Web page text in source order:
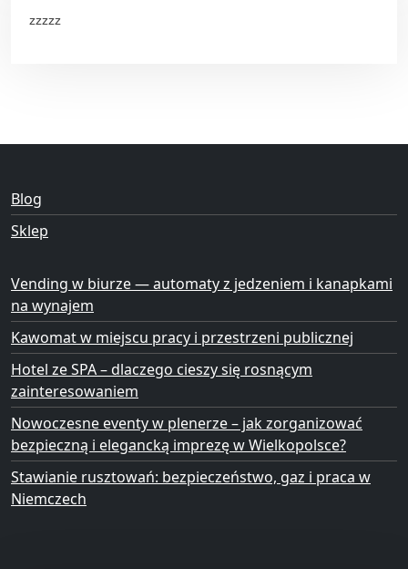
zzzzz
Blog
Sklep
Vending w biurze — automaty z jedzeniem i kanapkami
na wynajem
Kawomat w miejscu pracy i przestrzeni publicznej
Hotel ze SPA – dlaczego cieszy się rosnącym
zainteresowaniem
Nowoczesne eventy w plenerze – jak zorganizować
bezpieczną i elegancką imprezę w Wielkopolsce?
Stawianie rusztowań: bezpieczeństwo, gaz i praca w
Niemczech